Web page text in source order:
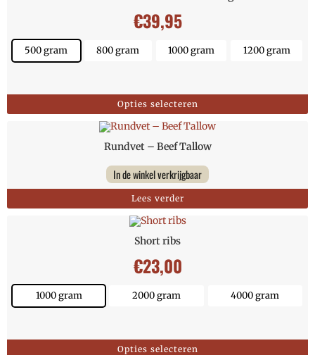
€39,95
500 gram 800 gram 1000 gram 1200 gram
Opties selecteren
Rundvet – Beef Tallow
In de winkel verkrijgbaar
Lees verder
Short ribs
€23,00
1000 gram 2000 gram 4000 gram
Opties selecteren